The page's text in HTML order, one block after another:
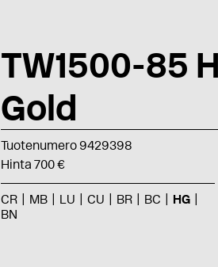
TW1500-85
Gold
Tuotenumero 9429398
Hinta 700 €
CR MB LU CU BR BC
HG
BN